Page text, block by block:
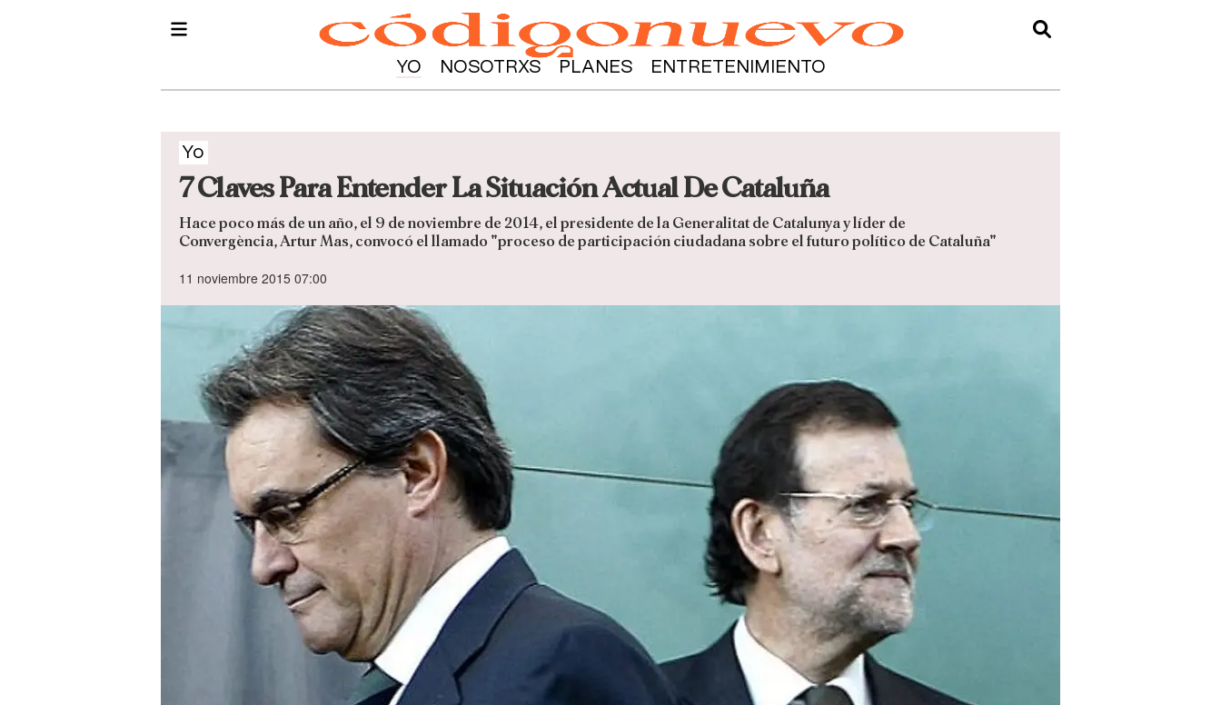
YO NOSOTRXS PLANES ENTRETENIMIENTO
Yo
7 Claves Para Entender La Situación Actual De Cataluña
Hace poco más de un año, el 9 de noviembre de 2014, el presidente de la Generalitat de Catalunya y líder de
Convergència, Artur Mas, convocó el llamado "proceso de participación ciudadana sobre el futuro político de Cataluña"
11 noviembre 2015 07:00